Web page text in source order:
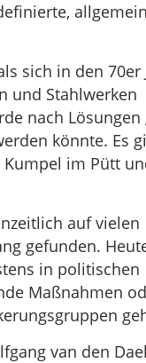
sich in den 70er
und Stahlwerken
nach
könnte. Es
im Pütt
auf vielen
gefunden.
in politischen
Maßnahmen
van den